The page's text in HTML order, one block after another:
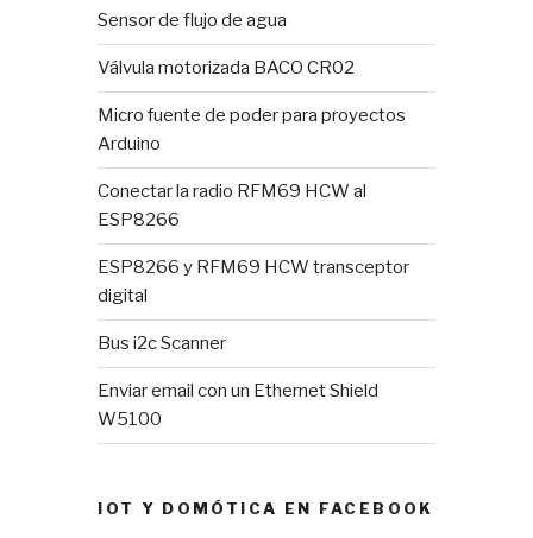
Sensor de flujo de agua
Válvula motorizada BACO CR02
Micro fuente de poder para proyectos
Arduino
Conectar la radio RFM69 HCW al
ESP8266
ESP8266 y RFM69 HCW transceptor
digital
Bus i2c Scanner
Enviar email con un Ethernet Shield
W5100
IOT Y DOMÓTICA EN FACEBOOK